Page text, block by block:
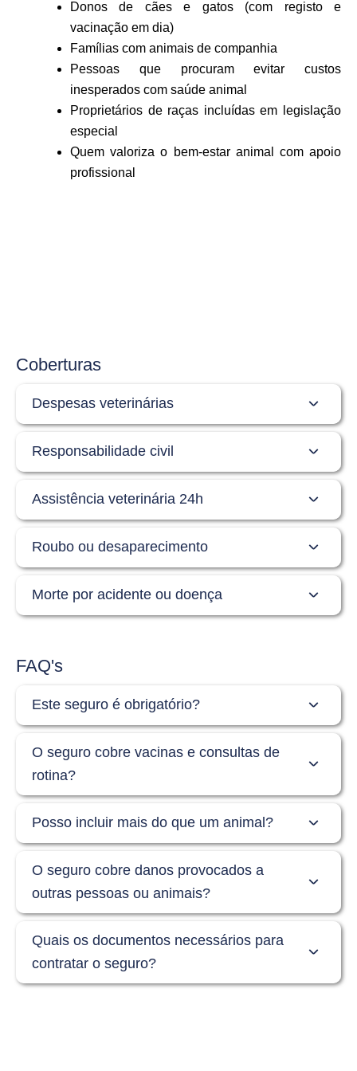
Donos de cães e gatos (com registo e
vacinação em dia)
Famílias com animais de companhia
Pessoas que procuram evitar custos
inesperados com saúde animal
Proprietários de raças incluídas em legislação
especial
Quem valoriza o bem-estar animal com apoio
profissional
Coberturas
Despesas veterinárias
Responsabilidade civil
Assistência veterinária 24h
Roubo ou desaparecimento
Morte por acidente ou doença
FAQ's
Este seguro é obrigatório?
O seguro cobre vacinas e consultas de
rotina?
Posso incluir mais do que um animal?
O seguro cobre danos provocados a
outras pessoas ou animais?
Quais os documentos necessários para
contratar o seguro?